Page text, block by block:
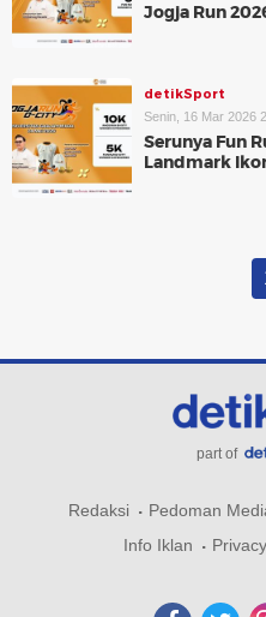
Jogja Run
detikSport
Senin, 16 Mar 2026
Serunya Fun
Landmark
part of
Redaksi Pedoman
Info Iklan